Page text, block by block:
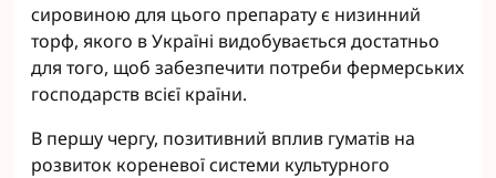
сировиною для цього препарату є низинний
торф, якого в Україні видобувається достатньо
для того, щоб забезпечити потреби фермерських
господарств всієї країни.
В першу чергу, позитивний вплив гуматів на
розвиток кореневої системи культурного